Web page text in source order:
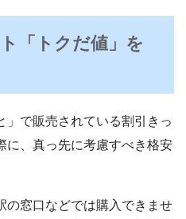
「トクだ値」を
」で販売されている割引きっ
に、真っ先に考慮すべき格安
の窓口などでは購入できませ